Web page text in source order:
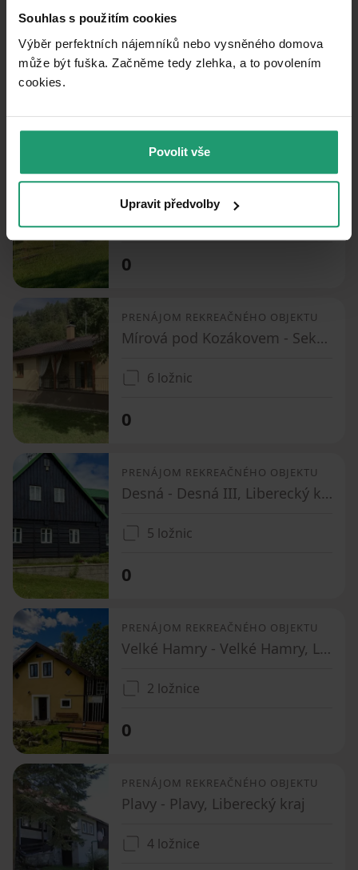
Souhlas s použitím cookies
Výběr perfektních nájemníků nebo vysněného domova
může být fuška. Začněme tedy zlehka, a to povolením
cookies.​
Povolit vše
Upravit předvolby
3 ložnice
Nová Ves nad Nisou - Nová Ves nad Nisou, Liberecký kraj
1 ložnice
0
PRENÁJOM REKREAČNÉHO OBJEKTU
Mírová pod Kozákovem - Sekerkovy Loučky, Liberecký kraj
6 ložnic
0
PRENÁJOM REKREAČNÉHO OBJEKTU
Desná - Desná III, Liberecký kraj
5 ložnic
0
PRENÁJOM REKREAČNÉHO OBJEKTU
Velké Hamry - Velké Hamry, Liberecký kraj
2 ložnice
0
PRENÁJOM REKREAČNÉHO OBJEKTU
Plavy - Plavy, Liberecký kraj
4 ložnice